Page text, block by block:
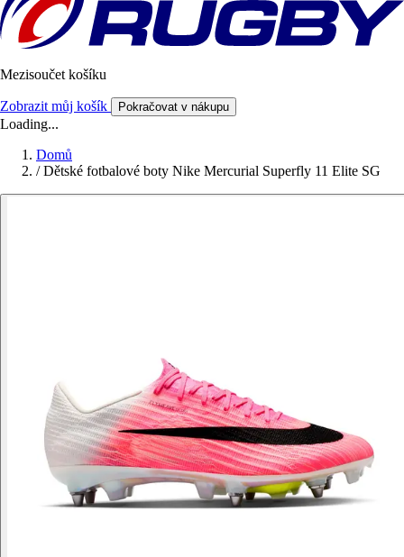
Mezisoučet košíku
Zobrazit můj košík Pokračovat v nákupu
Loading...
Domů
/ Dětské fotbalové boty Nike Mercurial Superfly 11 Elite SG